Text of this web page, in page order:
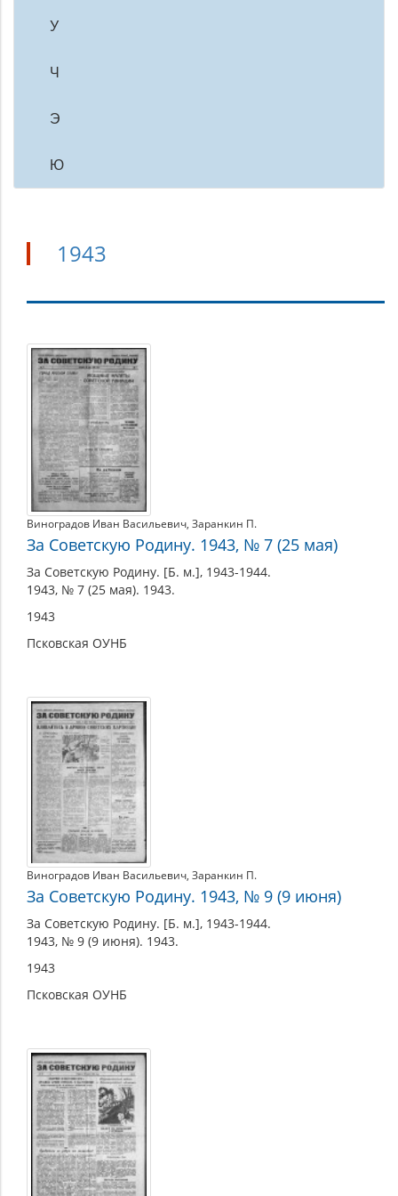
У
Ч
Э
Ю
1943
1943
Виноградов Иван Васильевич, Заранкин П.
За Советскую Родину. 1943, № 7 (25 мая)
За Советскую Родину. [Б. м.], 1943-1944.
1943, № 7 (25 мая). 1943.
1943
Псковская ОУНБ
Виноградов Иван Васильевич, Заранкин П.
За Советскую Родину. 1943, № 9 (9 июня)
За Советскую Родину. [Б. м.], 1943-1944.
1943, № 9 (9 июня). 1943.
1943
Псковская ОУНБ